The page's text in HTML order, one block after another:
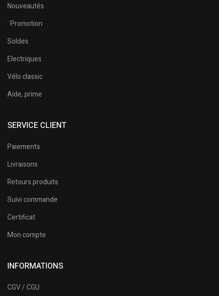
Nouveautés
¨Promotion
Soldes
Electriques
Vélo classic
Aide, prime
SERVICE CLIENT
Paiements
Livraisons
Retours produits
Suivi commande
Certificat
Mon compte
INFORMATIONS
CGV / CGU